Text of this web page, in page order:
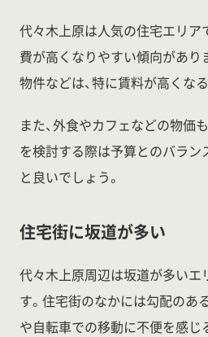
代々木上原は人気の住宅エリア
費が高くなりやすい傾向があり
物件などは、特に賃料が高くな
また、外食やカフェなどの物価
を検討する際は予算とのバラン
と良いでしょう。
住宅街に坂道が多い
代々木上原周辺は坂道が多いエ
す。住宅街のなかには勾配のあ
や自転車での移動に不便を感じ